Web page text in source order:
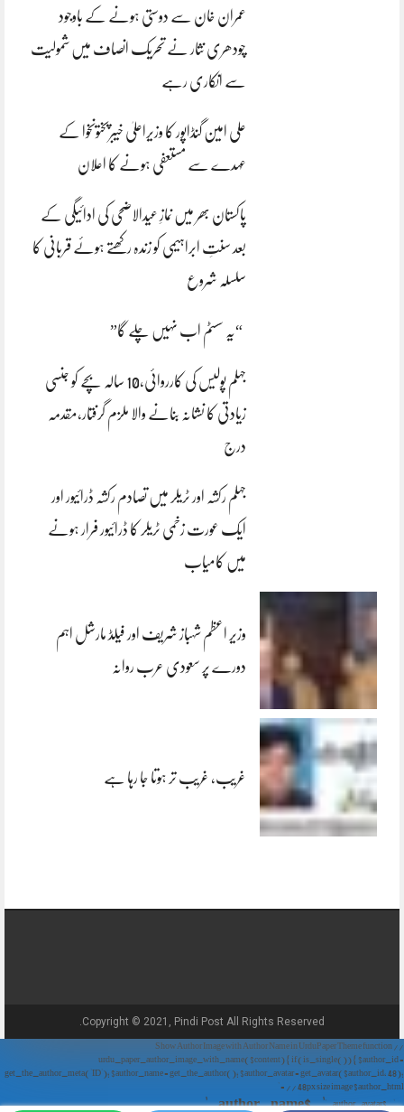
عمران خان سے دوستی ہونے کے باوجود
چودھری نثار نے تحریک انصاف میں شمولیت
سے انکاری رہے
علی امین گنڈاپور کا وزیراعلیٰ خیبرپختونخوا کے
عہدے سے مستعفی ہونے کا اعلان
پاکستان بھر میں نمازِ عیدالاضحی کی ادائیگی کے
بعد سنتِ ابراہیمی کو زندہ رکھتے ہوئے قربانی کا
سلسلہ شروع
“یہ سسٹم اب نہیں چلے گا”
جہلم پولیس کی کارروائی،10 سالہ بچے کو جنسی
زیادتی کا نشانہ بنانے والا ملزم گرفتار،مقدمہ
درج
جہلم رکشہ اور ٹریلر میں تصادم رکشہ ڈرائیور اور
ایک عورت زخمی ٹریلر کا ڈرائیور فرار ہونے
میں کامیاب
وزیر اعظم شہباز شریف اور فیلڈ مارشل اہم
دورے پر سعودی عرب روانہ
غریب، غریب تر ہوتا جا رہا ہے
Copyright © 2021, Pindi Post All Rights Reserved.
// Show Author Image with Author Name in UrduPaper Theme function
urdu_paper_author_image_with_name($content) { if (is_single()) { $author_id =
get_the_author_meta('ID'); $author_name = get_the_author(); $author_avatar = get_avatar($author_id, 48);
// 48px size image $author_html = '
' . $author_avatar . '
' . $author_name . '